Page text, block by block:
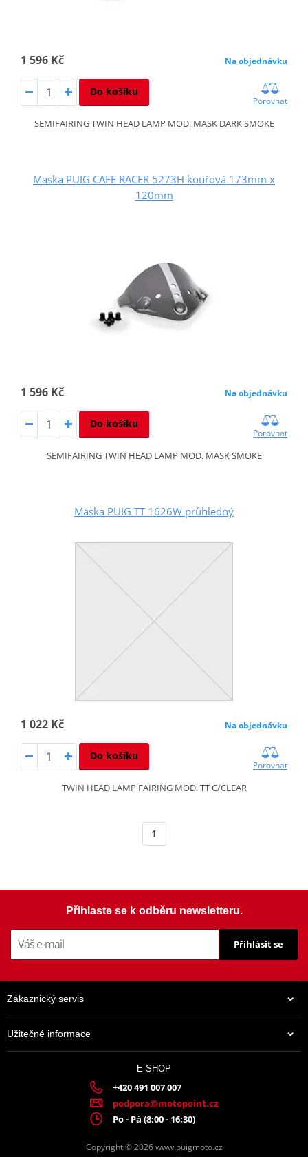
1 596 Kč Na objednávku
Do košíku
Porovnat
SEMIFAIRING TWIN HEAD LAMP MOD. MASK DARK SMOKE
Maska PUIG CAFE RACER 5273H kouřová 173mm x
120mm
1 596 Kč Na objednávku
Do košíku
Porovnat
SEMIFAIRING TWIN HEAD LAMP MOD. MASK SMOKE
Maska PUIG TT 1626W průhledný
1 022 Kč Na objednávku
Do košíku
Porovnat
TWIN HEAD LAMP FAIRING MOD. TT C/CLEAR
1
Přihlaste se k odběru newsletteru.
Přihlásit se
Zákaznický servis
Užitečné informace
E-SHOP
+420 491 007 007
podpora@motopoint.cz
Po - Pá (8:00 - 16:30)
Copyright © 2026 www.puigmoto.cz